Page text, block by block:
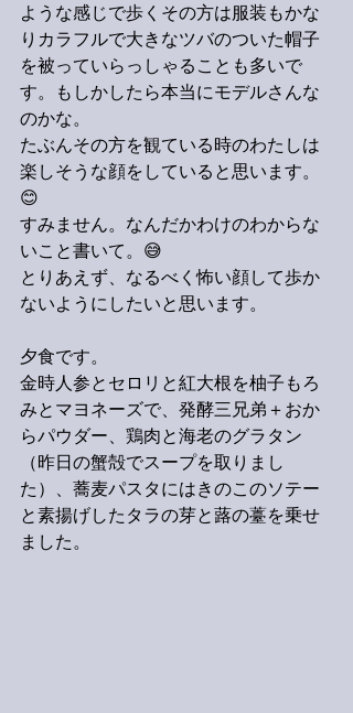
ような感じで歩くその方は服装もかな
りカラフルで大きなツバのついた帽子
を被っていらっしゃることも多いで
す。もしかしたら本当にモデルさんな
のかな。
たぶんその方を観ている時のわたしは
楽しそうな顔をしていると思います。
😊
すみません。なんだかわけのわからな
いこと書いて。😅
とりあえず、なるべく怖い顔して歩か
ないようにしたいと思います。
夕食です。
金時人参とセロリと紅大根を柚子もろ
みとマヨネーズで、発酵三兄弟＋おか
らパウダー、鶏肉と海老のグラタン
（昨日の蟹殻でスープを取りまし
た）、蕎麦パスタにはきのこのソテー
と素揚げしたタラの芽と蕗の薹を乗せ
ました。